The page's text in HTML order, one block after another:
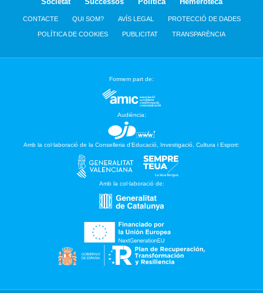
CONTACTE QUI SOM? AVÍS LEGAL PROTECCIÓ DE DADES
POLÍTICA DE COOKIES PUBLICITAT TRANSPARÈNCIA
Formem part de:
Audiència:
Amb la col·laboració de la Conselleria d’Educació, Investigació, Cultura i Esport:
Amb la col·laboració de: